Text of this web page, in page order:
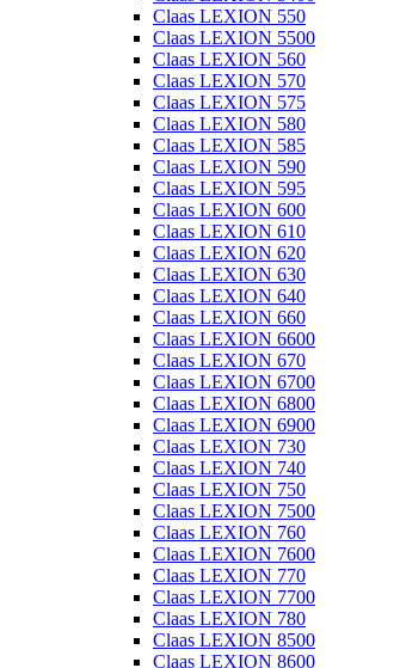
Claas LEXION 550
Claas LEXION 5500
Claas LEXION 560
Claas LEXION 570
Claas LEXION 575
Claas LEXION 580
Claas LEXION 585
Claas LEXION 590
Claas LEXION 595
Claas LEXION 600
Claas LEXION 610
Claas LEXION 620
Claas LEXION 630
Claas LEXION 640
Claas LEXION 660
Claas LEXION 6600
Claas LEXION 670
Claas LEXION 6700
Claas LEXION 6800
Claas LEXION 6900
Claas LEXION 730
Claas LEXION 740
Claas LEXION 750
Claas LEXION 7500
Claas LEXION 760
Claas LEXION 7600
Claas LEXION 770
Claas LEXION 7700
Claas LEXION 780
Claas LEXION 8500
Claas LEXION 8600